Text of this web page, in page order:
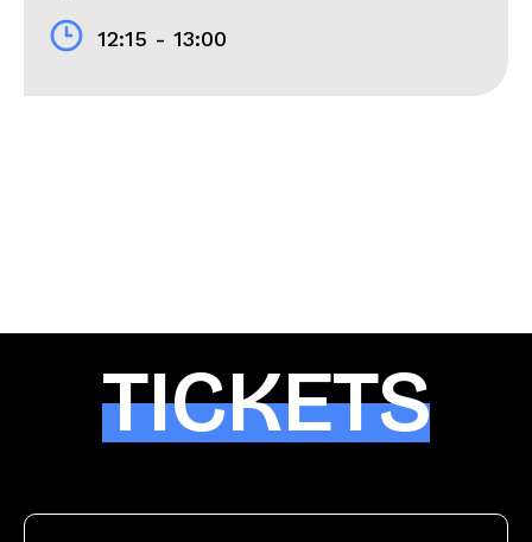
12:15 - 13:00
TICKETS